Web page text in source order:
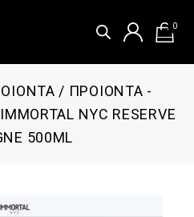
0
/ ΠΡΟΙΟΝΤΑ -
IMMORTAL NYC RESERVE
500ML